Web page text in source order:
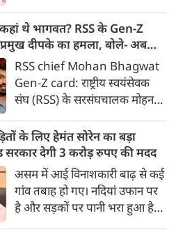
ब्यूरो (CBI) की जांच जैसे-जैसे आगे
बढ़ रही है, चौंकाने वाले सच सामने
आ रहे हैं। अदालत में दाखिल की गई
सीबीआई की चार्जशीट और स्टेटस
रिपोर्ट के अनुसार, पेपर चोरी करने के
लिए किसी डिजिटल हैकिंग या
पारंपरिक तरीके का इस्तेमाल नहीं
हुआ था
थे भागवत? RSS के Gen-Z
प्रमुख दीपके का हमला, बोले- अब
RSS chief Mohan Bhagwat
Gen-Z card: राष्ट्रीय स्वयंसेवक
संघ (RSS) के सरसंघचालक मोहन
के युवाओं के साथ संवाद की पहल पर
सेंटर फॉर जस्टिस एंड पीस (CJP) के
राष्ट्रीय संयोजक अभिजीत दीपके ने
कड़ा प्रहार किया है।
के लिए हेमंत सोरेन का बड़ा
देगी 3 करोड़ रुपए की मदद
असम में आई विनाशकारी बाढ़ से कई
गांव तबाह हो गए। नदियां उफान पर
है और सड़कों पर पानी भरा हुआ है।